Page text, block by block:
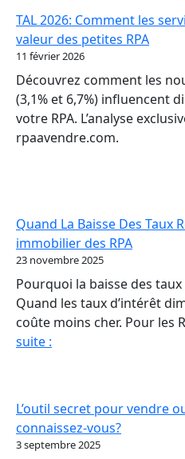
TAL 2026: Comment les
valeur des petites RPA
11 février 2026
Découvrez comment les
(3,1% et 6,7%) influencent
votre RPA. L’analyse
rpaavendre.com.
Quand La Baisse Des Taux
immobilier des RPA
23 novembre 2025
Pourquoi la baisse des
Quand les taux d’intérêt
coûte moins cher. Pour les
suite :
Taux
Relance
L’outil secret pour vendre
connaissez-vous?
3 septembre 2025